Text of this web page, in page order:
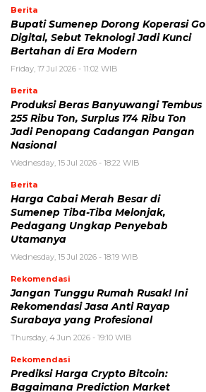
Berita
Bupati Sumenep Dorong Koperasi Go
Digital, Sebut Teknologi Jadi Kunci
Bertahan di Era Modern
Friday, 17 Jul 2026 - 11:02 WIB
Berita
Produksi Beras Banyuwangi Tembus
255 Ribu Ton, Surplus 174 Ribu Ton
Jadi Penopang Cadangan Pangan
Nasional
Wednesday, 15 Jul 2026 - 18:22 WIB
Berita
Harga Cabai Merah Besar di
Sumenep Tiba-Tiba Melonjak,
Pedagang Ungkap Penyebab
Utamanya
Wednesday, 15 Jul 2026 - 18:19 WIB
Rekomendasi
Jangan Tunggu Rumah Rusak! Ini
Rekomendasi Jasa Anti Rayap
Surabaya yang Profesional
Thursday, 4 Jun 2026 - 19:10 WIB
Rekomendasi
Prediksi Harga Crypto Bitcoin:
Bagaimana Prediction Market